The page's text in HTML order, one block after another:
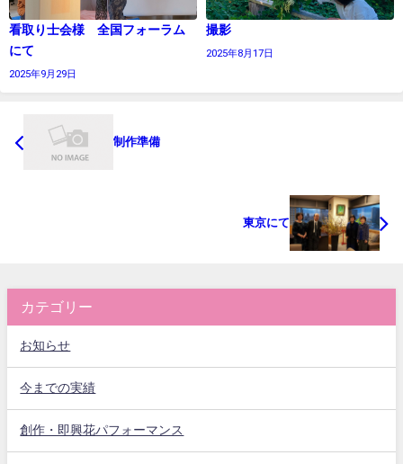
看取り士会様 全国フォーラム
にて
2025年9月29日
撮影
2025年8月17日
制作準備
東京にて
カテゴリー
お知らせ
今までの実績
創作・即興花パフォーマンス